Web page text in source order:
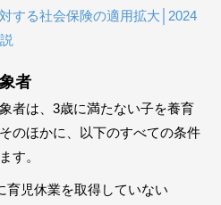
する社会保険の適用拡大│2024
者
者は、3歳に満たない子を養育
のほかに、以下のすべての条件
す。
育児休業を取得していない